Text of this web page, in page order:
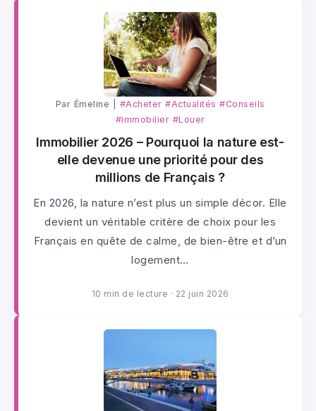
Par Émeline | #Acheter #Actualités #Conseils
#immobilier #Louer
Immobilier 2026 – Pourquoi la nature est-
elle devenue une priorité pour des
millions de Français ?
En 2026, la nature n’est plus un simple décor. Elle
devient un véritable critère de choix pour les
Français en quête de calme, de bien-être et d’un
logement…
10 min de lecture · 22 juin 2026